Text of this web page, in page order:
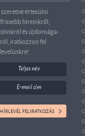
értesülni
híreinkről,
és újdonsága-
iratkozzon fel